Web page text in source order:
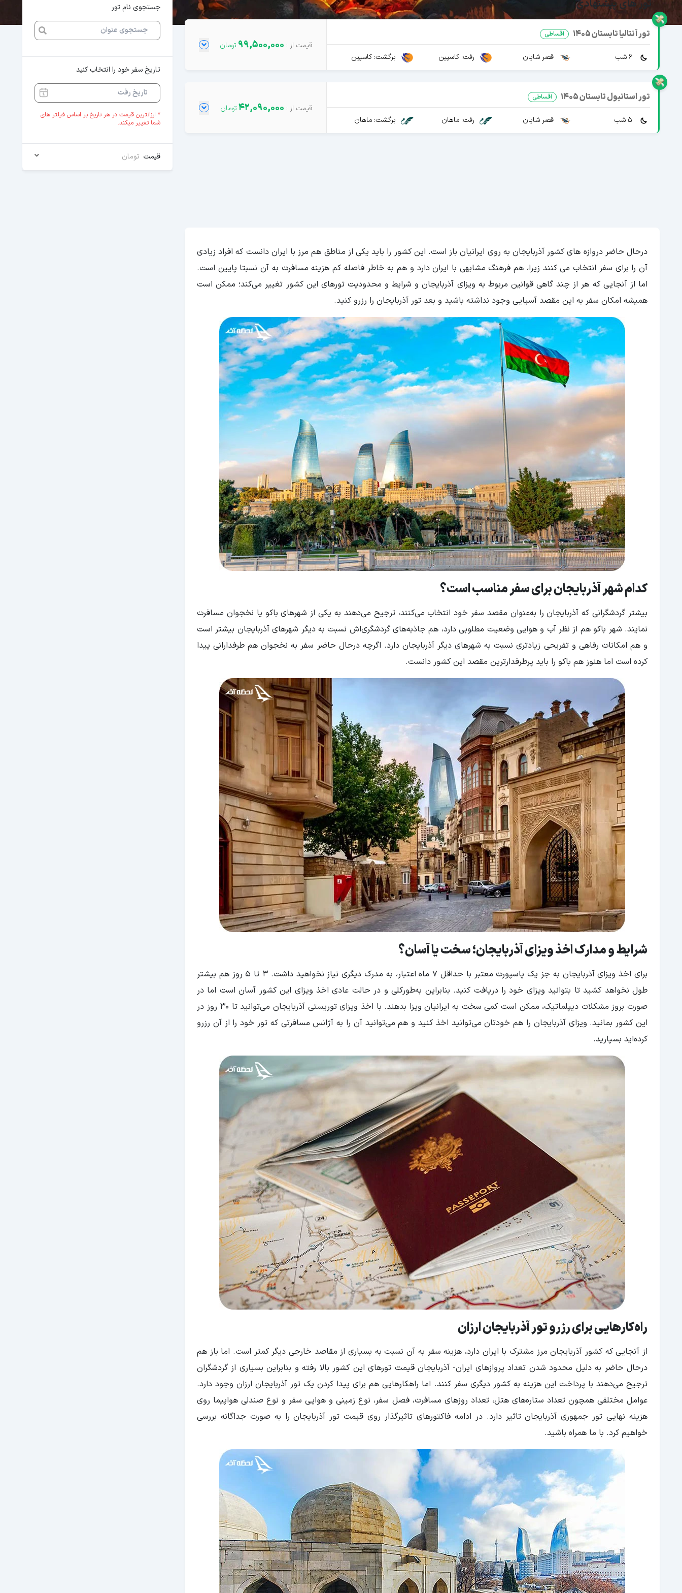
تور های پیشنهادی
تور آنتالیا تابستان 1405 اقساطی
قصر شایان رفت: کاسپین برگشت: کاسپین
99,500,000
تور استانبول تابستان 1405 اقساطی
قصر شایان رفت: ماهان برگشت: ماهان
42,090,000
جستجوی نام تور
تاریخ سفر خود را انتخاب کنید
* ارزانترین قیمت در هر تاریخ بر اساس فیلتر های
شما تغییر میکند.
قیمت تومان
درحال حاضر دروازه های کشور آذربایجان به روی ایرانیان باز است. این کشور را باید یکی از مناطق هم مرز با ایران دانست که افراد زیادی
آن را برای سفر انتخاب می کنند زیرا، هم فرهنگ مشابهی با ایران دارد و هم به خاطر فاصله کم هزینه مسافرت به آن نسبتا پایین است.
اما از آنجایی که هر از چند گاهی قوانین مربوط به ویزای آذربایجان و شرایط و محدودیت تورهای این کشور تغییر می‌کند؛ ممکن است
همیشه امکان سفر به این مقصد آسیایی وجود نداشته باشید و بعد تور آذربایجان را رزرو کنید.
کدام شهر آذربایجان برای سفر مناسب است؟
بیشتر گردشگرانی که آذربایجان را به‌عنوان مقصد سفر خود انتخاب می‌کنند، ترجیح می‌دهند به یکی از شهرهای باکو یا نخجوان مسافرت
نمایند. شهر باکو هم از نظر آب و هوایی وضعیت مطلوبی دارد، هم جاذبه‌های گردشگری‌اش نسبت به دیگر شهرهای آذربایجان بیشتر است
و هم امکانات رفاهی و تفریحی زیادتری نسبت به شهرهای دیگر آذربایجان دارد. اگرچه درحال حاضر سفر به نخجوان هم طرفدارانی پیدا
کرده است اما هنوز هم باکو را باید پرطرفدارترین مقصد این کشور دانست.
شرایط و مدارک اخذ ویزای آذربایجان؛ سخت یا آسان؟
برای اخذ ویزای آذربایجان به جز یک پاسپورت معتبر با حداقل 7 ماه اعتبار، به مدرک دیگری نیاز نخواهید داشت. 3 تا 5 روز هم بیشتر
طول نخواهد کشید تا بتوانید ویزای خود را دریافت کنید. بنابراین به‌طورکلی و در حالت عادی اخذ ویزای این کشور آسان است اما در
صورت بروز مشکلات دیپلماتیک، ممکن است کمی سخت به ایرانیان ویزا بدهند. با اخذ ویزای توریستی آذربایجان می‌توانید تا 30 روز در
این کشور بمانید. ویزای آذربایجان را هم خودتان می‌توانید اخذ کنید و هم می‌توانید آن را به آژانس مسافرتی که تور خود را از آن رزرو
کرده‌اید بسپارید.
راه‌کارهایی برای رزرو تور آذربایجان ارزان
از آنجایی که کشور آذربایجان مرز مشترک با ایران دارد، هزینه سفر به آن نسبت به بسیاری از مقاصد خارجی دیگر کمتر است. اما باز هم
درحال حاضر به دلیل محدود شدن تعداد پروازهای ایران- آذربایجان قیمت تورهای این کشور بالا رفته و بنابراین بسیاری از گردشگران
ترجیح می‌دهند با پرداخت این هزینه به کشور دیگری سفر کنند. اما راهکارهایی هم برای پیدا کردن یک تور آذربایجان ارزان وجود دارد.
عوامل مختلفی همچون تعداد ستاره‌های هتل، تعداد روزهای مسافرت، فصل سفر، نوع زمینی و هوایی سفر و نوع صندلی هواپیما روی
هزینه نهایی تور جمهوری آذربایجان تاثیر دارد. در ادامه فاکتورهای تاثیرگذار روی قیمت تور آذربایجان را به صورت جداگانه بررسی
خواهیم کرد. با ما همراه باشید.